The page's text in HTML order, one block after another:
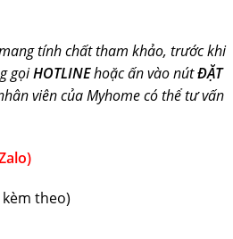
tính chất tham khảo, trước khi
gọiHOTLINEhoặc ấn vào nútĐẶT
viên của Myhome có thể tư vấn
theo)